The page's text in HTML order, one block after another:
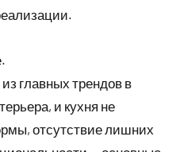
главных трендов в
и кухня не
отсутствие лишних